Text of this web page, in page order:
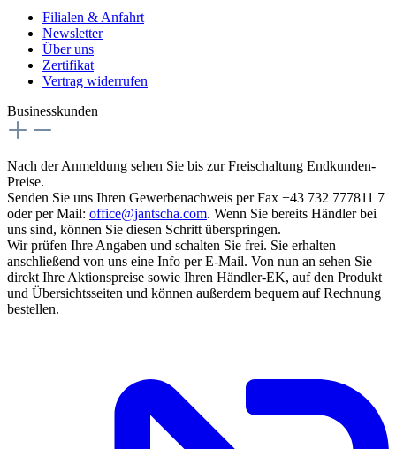
Filialen & Anfahrt
Newsletter
Über uns
Zertifikat
Vertrag widerrufen
Businesskunden
Nach der Anmeldung sehen Sie bis zur Freischaltung Endkunden-
Preise.
Senden Sie uns Ihren Gewerbenachweis per Fax +43 732 777811 7
oder per Mail: office@jantscha.com. Wenn Sie bereits Händler bei
uns sind, können Sie diesen Schritt überspringen.
Wir prüfen Ihre Angaben und schalten Sie frei. Sie erhalten
anschließend von uns eine Info per E-Mail. Von nun an sehen Sie
direkt Ihre Aktionspreise sowie Ihren Händler-EK, auf den Produkt
und Übersichtsseiten und können außerdem bequem auf Rechnung
bestellen.